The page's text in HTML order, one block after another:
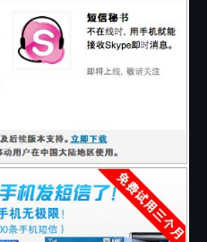
和Safari。 根本就并不
站在用户的角度来说，Apple
多年来被Windows宠坏的中
极的，多一种选择本来就不是
、僵化的思维模式，抛开偏
己审美、自己价值观的应用。
不是很美好吗？何必就一个更
？ IT媒体应该有自己的观点和
，而不是胡乱转载一番。 我
从不持有色眼镜。